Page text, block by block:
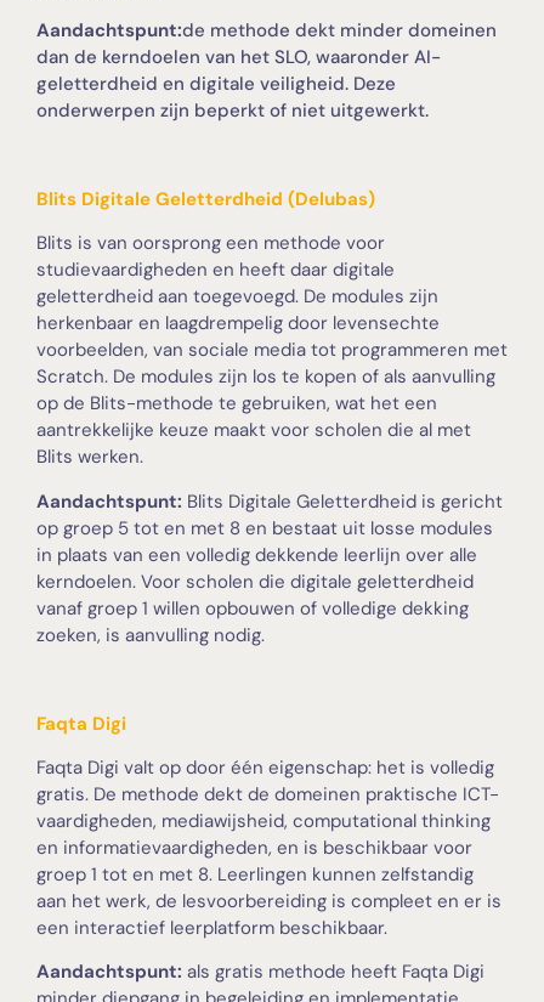
Aandachtspunt:de methode dekt minder domeinen
dan de kerndoelen van het SLO, waaronder AI-
geletterdheid en digitale veiligheid. Deze
onderwerpen zijn beperkt of niet uitgewerkt.
Blits Digitale Geletterdheid (Delubas)
Blits is van oorsprong een methode voor
studievaardigheden en heeft daar digitale
geletterdheid aan toegevoegd. De modules zijn
herkenbaar en laagdrempelig door levensechte
voorbeelden, van sociale media tot programmeren met
Scratch. De modules zijn los te kopen of als aanvulling
op de Blits-methode te gebruiken, wat het een
aantrekkelijke keuze maakt voor scholen die al met
Blits werken.
Aandachtspunt: Blits Digitale Geletterdheid is gericht
op groep 5 tot en met 8 en bestaat uit losse modules
in plaats van een volledig dekkende leerlijn over alle
kerndoelen. Voor scholen die digitale geletterdheid
vanaf groep 1 willen opbouwen of volledige dekking
zoeken, is aanvulling nodig.
Faqta Digi
Faqta Digi valt op door één eigenschap: het is volledig
gratis. De methode dekt de domeinen praktische ICT-
vaardigheden, mediawijsheid, computational thinking
en informatievaardigheden, en is beschikbaar voor
groep 1 tot en met 8. Leerlingen kunnen zelfstandig
aan het werk, de lesvoorbereiding is compleet en er is
een interactief leerplatform beschikbaar.
Aandachtspunt: als gratis methode heeft Faqta Digi